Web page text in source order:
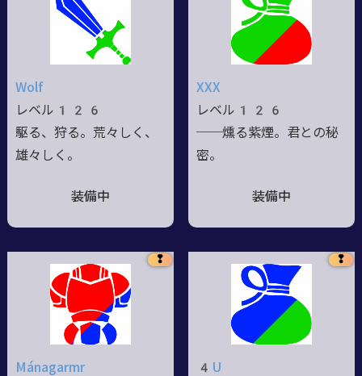
Wolf
レベル126
駆る、狩る。荒々しく、
雄々しく。
装備中
XXX
レベル126
──燻る紫煙。君との秘
密。
装備中
❢
Mánagarmr
❢
4U